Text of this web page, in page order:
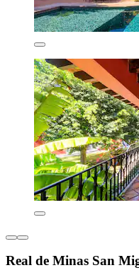
Real de Minas San